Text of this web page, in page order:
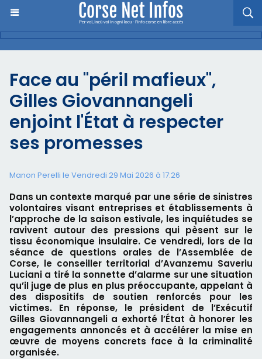
Face au "péril mafieux",
Gilles Giovannangeli
enjoint l'État à respecter
ses promesses
Manon Perelli le Vendredi 29 Mai 2026 à 17:26
Dans un contexte marqué par une série de sinistres
volontaires visant entreprises et établissements à
l’approche de la saison estivale, les inquiétudes se
ravivent autour des pressions qui pèsent sur le
tissu économique insulaire. Ce vendredi, lors de la
séance de questions orales de l’Assemblée de
Corse, le conseiller territorial d’Avanzemu Saveriu
Luciani a tiré la sonnette d’alarme sur une situation
qu’il juge de plus en plus préoccupante, appelant à
des dispositifs de soutien renforcés pour les
victimes. En réponse, le président de l’Exécutif
Gilles Giovannangeli a exhorté l’État à honorer les
engagements annoncés et à accélérer la mise en
œuvre de moyens concrets face à la criminalité
organisée.